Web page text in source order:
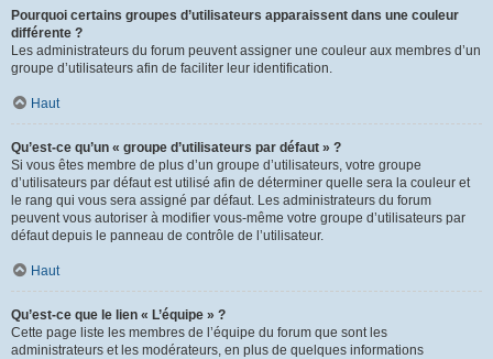
Pourquoi certains groupes d’utilisateurs apparaissent dans une couleur
différente ?
Les administrateurs du forum peuvent assigner une couleur aux membres d’un
groupe d’utilisateurs afin de faciliter leur identification.
Haut
Qu’est-ce qu’un « groupe d’utilisateurs par défaut » ?
Si vous êtes membre de plus d’un groupe d’utilisateurs, votre groupe
d’utilisateurs par défaut est utilisé afin de déterminer quelle sera la couleur et
le rang qui vous sera assigné par défaut. Les administrateurs du forum
peuvent vous autoriser à modifier vous-même votre groupe d’utilisateurs par
défaut depuis le panneau de contrôle de l’utilisateur.
Haut
Qu’est-ce que le lien « L’équipe » ?
Cette page liste les membres de l’équipe du forum que sont les
administrateurs et les modérateurs, en plus de quelques informations